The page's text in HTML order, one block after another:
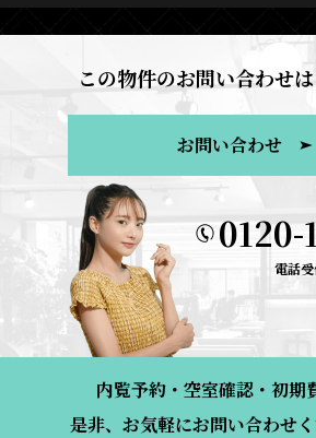
この物件のお問い合わせ
お問い合わせ
0120-
電話
内覧予約・空室確認・初期
是非、お気軽にお問い合わせく